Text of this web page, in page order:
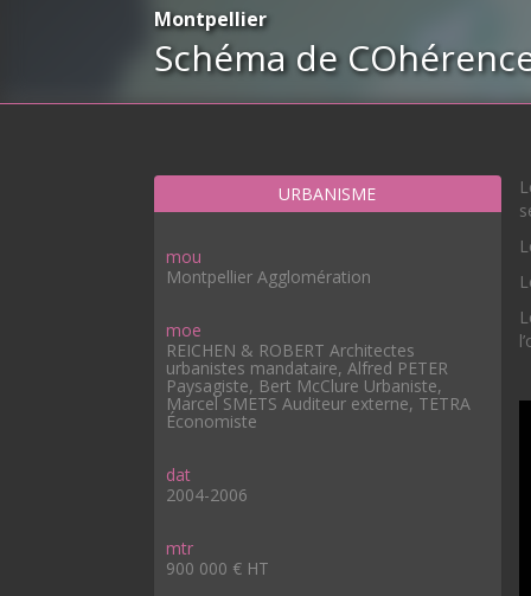
Montpellier
Schéma de
URBANISME
mou
Montpellier Agglomération
moe
REICHEN & ROBERT Architectes
urbanistes mandataire, Alfred PETER
Paysagiste, Bert McClure Urbaniste,
Marcel SMETS Auditeur externe, TETRA
Économiste
dat
2004-2006
mtr
900 000 € HT